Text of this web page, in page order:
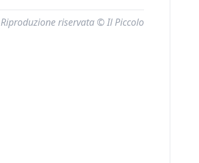
Riproduzione riservata © Il Piccolo